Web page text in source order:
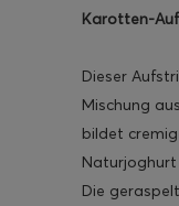
Karotten-
Dieser
Mischung
bildet
Naturjoghurt
Die